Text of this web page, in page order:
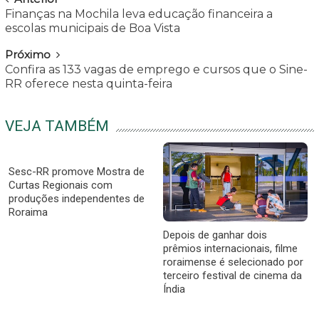
Finanças na Mochila leva educação financeira a
escolas municipais de Boa Vista
Próximo
Confira as 133 vagas de emprego e cursos que o Sine-
RR oferece nesta quinta-feira
VEJA TAMBÉM
Sesc-RR promove Mostra de
Curtas Regionais com
produções independentes de
Roraima
Depois de ganhar dois
prêmios internacionais, filme
roraimense é selecionado por
terceiro festival de cinema da
Índia